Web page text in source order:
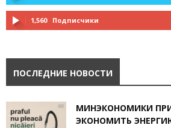
1,560 Подписчики
ПОСЛЕДНИЕ НОВОСТИ
МИНЭКОНОМИКИ
ЭКОНОМИТЬ